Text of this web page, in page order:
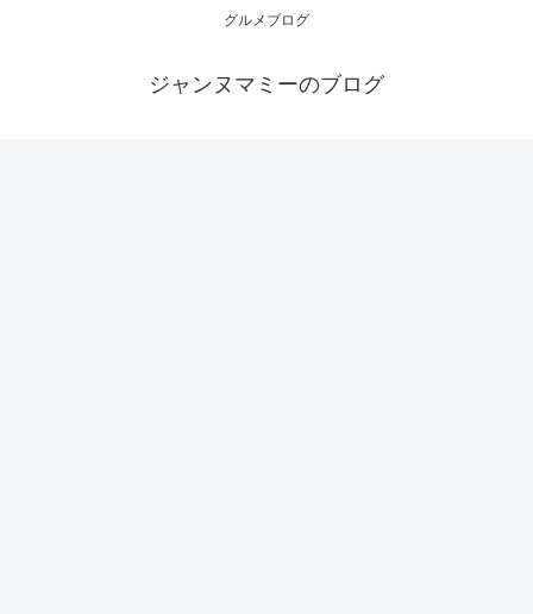
グルメブログ
ジャンヌマミーのブログ